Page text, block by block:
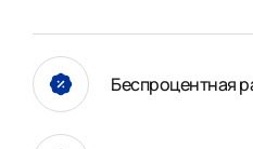
Беспроцентная